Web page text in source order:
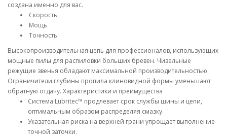
создана именно для вас.
Скорость
Мощь
Точность
Высокопроизводительная цепь для профессионалов, использующих
мощные пилы для распиловки больших бревен. Чизельные
режущие звенья обладают максимальной производительностью.
Ограничители глубины пропила клиновидной формы уменьшают
обратную отдачу. Характеристики и преимущества
Система Lubritec™ продлевает срок службы шины и цепи,
оптимальным образом распределяя смазку.
Указательная риска на верхней грани упрощает выполнение
точной заточки.